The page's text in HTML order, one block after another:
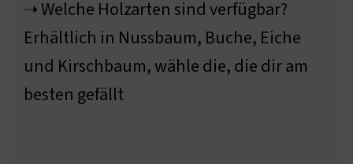
➝ Welche Holzarten sind verfügbar?
Erhältlich in Nussbaum, Buche, Eiche
und Kirschbaum, wähle die, die dir am
besten gefällt